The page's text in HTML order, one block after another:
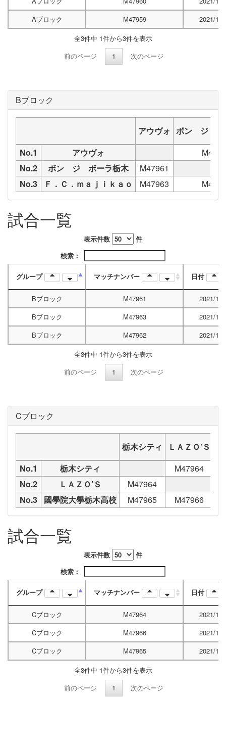
Aブロック
M47959
2021/10/
全3件中 1件から3件を表示
前のページ
1 次のページ
Bブロック
アウヴォ ボン ジ ボ
No.1
アウヴォ
No.2
ボン ジ ボーラ栃木
M47961
No.3
Ｆ．Ｃ．ｍａｊｉｋａｏ M47963
試合一覧
表示件数
件
検索：
グループ マッチナンバー 日付
Bブロック M47961
2021/10/
Bブロック
M47963
2021/10/
Bブロック
M47962
2021/10/
全3件中 1件から3件を表示
前のページ
1 次のページ
Cブロック
栃木シティ ＬＡＺＯ’Ｓ
No.1
栃木シティ
M47964
No.2
ＬＡＺＯ’Ｓ
M47964
No.3
國學院大學栃木高校 M47965 M47966
試合一覧
表示件数
件
検索：
グループ マッチナンバー 日付
Cブロック M47964
2021/10/
Cブロック
M47966
2021/10/
Cブロック
M47965
2021/10/
全3件中 1件から3件を表示
前のページ
1 次のページ